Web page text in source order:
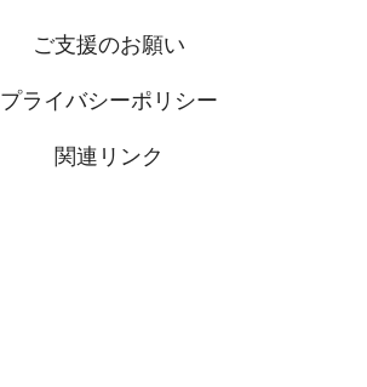
er
ご支援のお願い
プライバシーポリシー
関連リンク